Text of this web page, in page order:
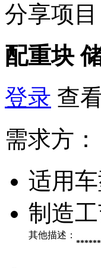
分享项目
配重块
登录 查
需求方：
适用车
制造工
其他描述：